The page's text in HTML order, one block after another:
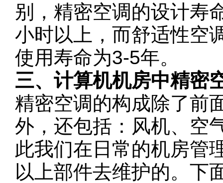
别，精密空调的设计寿
小时以上，而舒适性空
使用寿命为3-5年。
三、计算机机房中精密
精密空调的构成除了前
外，还包括：风机、空
此我们在日常的机房管
以上部件去维护的。下